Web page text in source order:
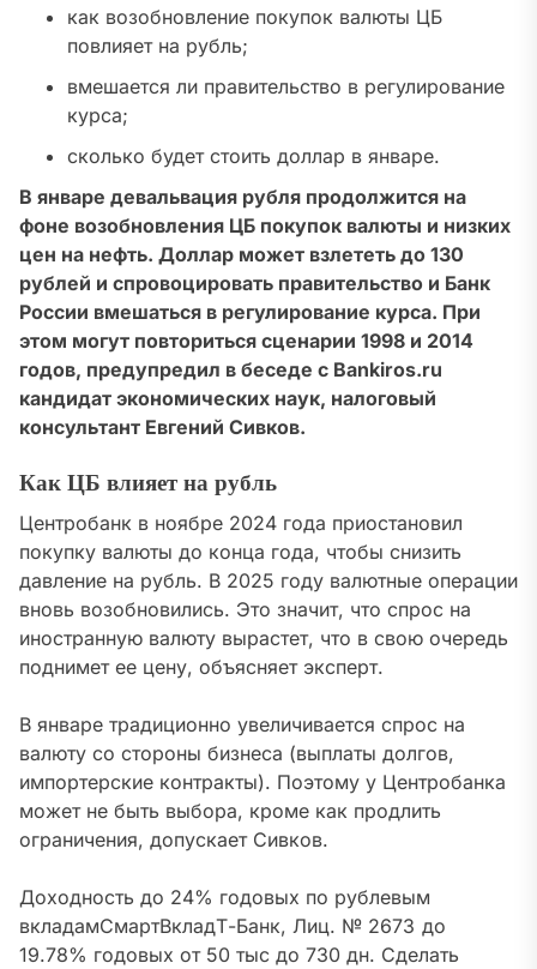
как возобновление покупок валюты ЦБ
повлияет на рубль;
вмешается ли правительство в регулирование
курса;
сколько будет стоить доллар в январе.
В январе девальвация рубля продолжится на
фоне возобновления ЦБ покупок валюты и низких
цен на нефть. Доллар может взлететь до 130
рублей и спровоцировать правительство и Банк
России вмешаться в регулирование курса. При
этом могут повториться сценарии 1998 и 2014
годов, предупредил в беседе с Bankiros.ru
кандидат экономических наук, налоговый
консультант Евгений Сивков.
Как ЦБ влияет на рубль
Центробанк в ноябре 2024 года приостановил
покупку валюты до конца года, чтобы снизить
давление на рубль. В 2025 году валютные операции
вновь возобновились. Это значит, что спрос на
иностранную валюту вырастет, что в свою очередь
поднимет ее цену, объясняет эксперт.
В январе традиционно увеличивается спрос на
валюту со стороны бизнеса (выплаты долгов,
импортерские контракты). Поэтому у Центробанка
может не быть выбора, кроме как продлить
ограничения, допускает Сивков.
Доходность до 24% годовых по рублевым
вкладамСмартВкладТ-Банк, Лиц. № 2673 до
19.78% годовых от 50 тыс до 730 дн. Сделать